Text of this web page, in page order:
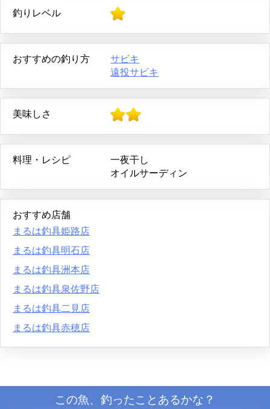
釣りレベル
おすすめの釣り方
サビキ
遠投サビキ
美味しさ
料理・レシピ
一夜干し
オイルサーディン
おすすめ店舗
まるは釣具姫路店
まるは釣具明石店
まるは釣具洲本店
まるは釣具泉佐野店
まるは釣具二見店
まるは釣具赤穂店
この魚、釣ったことあるかな？